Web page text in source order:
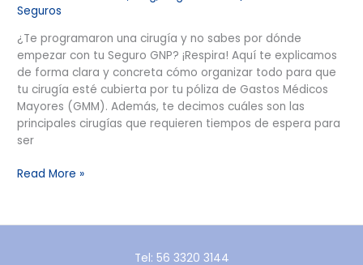
Seguros
¿Te programaron una cirugía y no sabes por dónde
empezar con tu Seguro GNP? ¡Respira! Aquí te explicamos
de forma clara y concreta cómo organizar todo para que
tu cirugía esté cubierta por tu póliza de Gastos Médicos
Mayores (GMM). Además, te decimos cuáles son las
principales cirugías que requieren tiempos de espera para
ser
Read More »
Tel: 56 3320 3144